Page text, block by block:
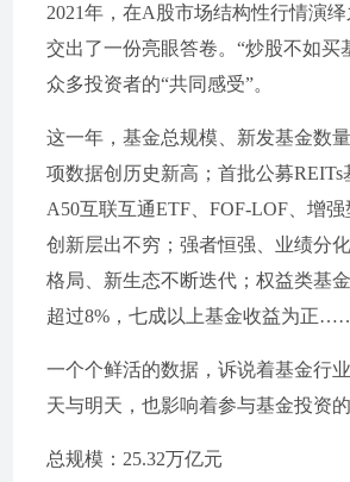
2021年，在A股市场结构性行情演
交出了一份亮眼答卷。“炒股不如买
众多投资者的“共同感受”。
这一年，基金总规模、新发基金数
项数据创历史新高；首批公募REITs
A50互联互通ETF、FOF-LOF、增
创新层出不穷；强者恒强、业绩分
格局、新生态不断迭代；权益类基
超过8%，七成以上基金收益为正
一个个鲜活的数据，诉说着基金行
天与明天，也影响着参与基金投资的
总规模：25.32万亿元